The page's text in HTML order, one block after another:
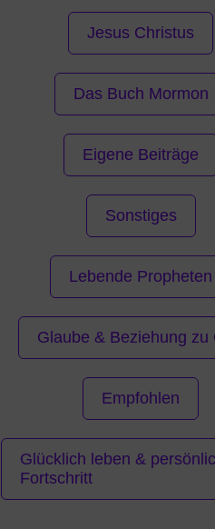
Jesus Christus
Das Buch Mormon
Eigene Beiträge
Sonstiges
Lebende Propheten
Glaube & Beziehung zu
Empfohlen
Glücklich leben &
Fortschritt